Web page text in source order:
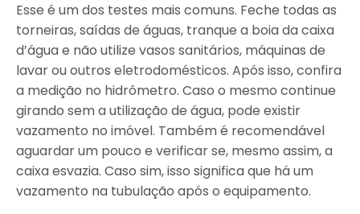
Esse é um dos testes mais comuns. Feche todas as
torneiras, saídas de águas, tranque a boia da caixa
d’água e não utilize vasos sanitários, máquinas de
lavar ou outros eletrodomésticos. Após isso, confira
a medição no hidrômetro. Caso o mesmo continue
girando sem a utilização de água, pode existir
vazamento no imóvel. Também é recomendável
aguardar um pouco e verificar se, mesmo assim, a
caixa esvazia. Caso sim, isso significa que há um
vazamento na tubulação após o equipamento.